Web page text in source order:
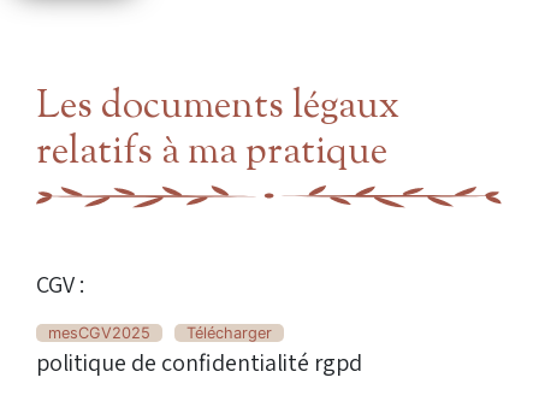
Les documents légaux
relatifs à ma pratique
CGV :
mesCGV2025 Télécharger
politique de confidentialité rgpd